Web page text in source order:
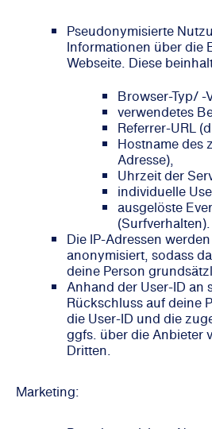
Pseudonymisierte
Informationen über die
Webseite. Diese
Browser-Typ/ -
verwendetes
Referrer-URL
Hostname des
Adresse),
Uhrzeit der
individuelle
ausgelöste
(Surfverhalten).
Die IP-Adressen
anonymisiert, sodass
deine Person
Anhand der User-ID an
Rückschluss auf deine
die User-ID und die
ggfs. über die Anbieter
Dritten.
Marketing: